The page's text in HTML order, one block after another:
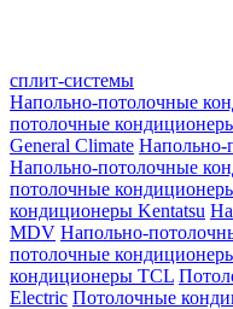
сплит-системы
Напольно-потолочные
потолочные
General Climate Напольно-
Напольно-потолочные
потолочные
кондиционеры Kentatsu
MDV Напольно-
потолочные
кондиционеры TCL
Electric Потолочные